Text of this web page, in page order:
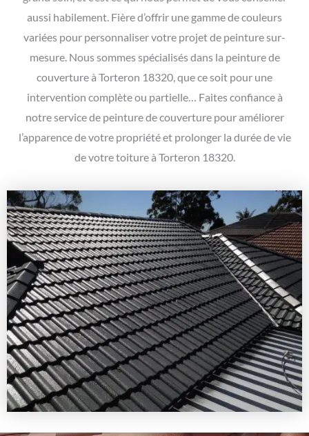
aussi habilement. Fière d’offrir une gamme de couleurs
variées pour personnaliser votre projet de peinture sur-
mesure. Nous sommes spécialisés dans la peinture de
couverture à Torteron 18320, que ce soit pour une
intervention complète ou partielle… Faites confiance à
notre service de peinture de couverture pour améliorer
l’apparence de votre propriété et prolonger la durée de vie
de votre toiture à Torteron 18320.